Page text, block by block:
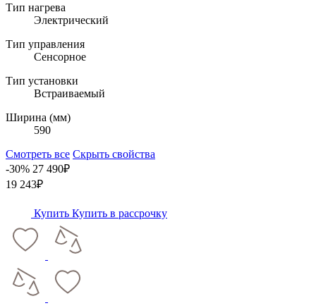
Тип нагрева
Электрический
Тип управления
Сенсорное
Тип установки
Встраиваемый
Ширина (мм)
590
Смотреть все Скрыть свойства
-30% 27 490₽
19 243₽
Купить Купить в рассрочку